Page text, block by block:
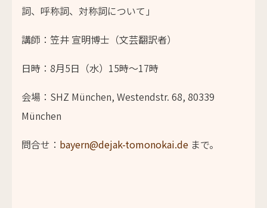
詞、呼称詞、対称詞について 」
講師： 笠井 宣明博士 （文芸翻訳者）
日時：8月5日（水）15時～17時
会場：SHZ München, Westendstr. 68, 80339
München
問合せ： bayern@dejak-tomonokai.de まで。